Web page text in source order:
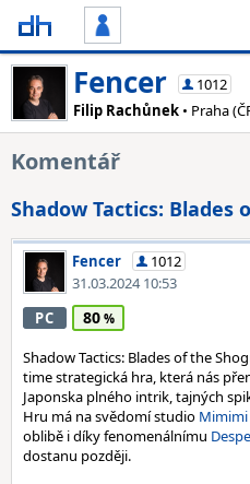
Fencer
1012
Filip Rachůnek • Praha
Komentář
Shadow Tactics: Blades
Fencer
1012
31.03.2024 10:53
PC 80
Shadow Tactics: Blades of the
time strategická hra, která nás
Japonska plného intrik, tajných
Hru má na svědomí studio
oblibě i díky fenomenálnímu
dostanu později.